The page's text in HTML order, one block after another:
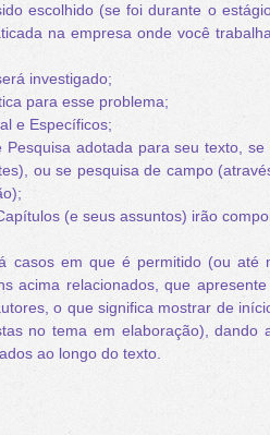
escolhido (se foi durante o
na empresa onde você
investigado;
para esse problema;
e Específicos;
Pesquisa adotada para seu texto,
ou se pesquisa de campo
(e seus assuntos) irão
casos em que é permitido (ou até
acima relacionados, que
o que significa mostrar de
no tema em elaboração),
ao longo do texto.